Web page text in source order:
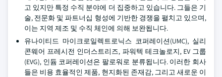
고 있지만 특정 수직 분야에 더 집중하고 있습니다. 그들은 기
술, 전문화 및 파트너십 형성에 기반한 경쟁을 펼치고 있으며,
이는 지역 제조 및 수직 체인에 의해 보완됩니다.
유나이티드 마이크로일렉트로닉스 코퍼레이션(UMC), 실리
콘웨어 프레시전 인더스트리즈, 파워텍 테크놀로지, EV 그룹
(EVG), 인듐 코퍼레이션은 팔로워로 분류됩니다. 이러한 회사
들은 비용 효율적인 제품, 현지화된 존재감, 그리고 새로운 이